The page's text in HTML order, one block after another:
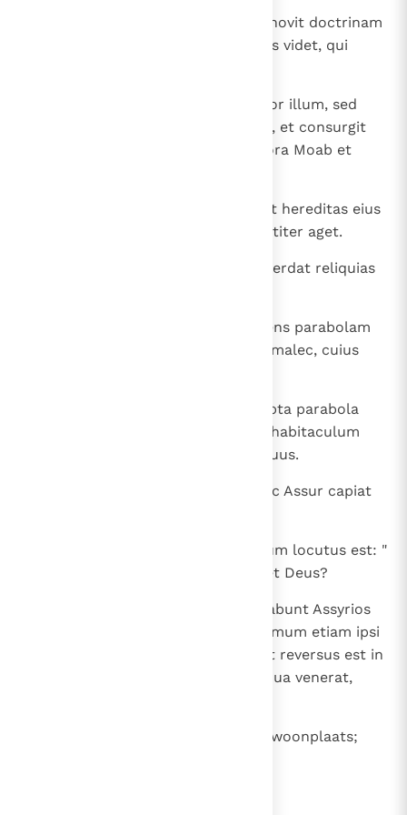
dixit auditor sermonum Dei, qui novit doctrinam
Altissimi et visiones Omnipotentis videt, qui
Video eum, sed non modo; intueor illum, sed
non prope. Oritur stella ex Iacob, et consurgit
virga de Israel; et percutit tempora Moab et
Et erit Idumaea possessio eius, et hereditas eius
Seir, inimicus eius; Israel vero fortiter aget.
De Iacob erit, qui dominetur et perdat reliquias
Cumque vidisset Amalec, assumens parabolam
suam ait: " Principium gentium Amalec, cuius
Vidit quoque Cinaeum et, assumpta parabola
sua, ait: " Robustum quidem est habitaculum
tuum, et in petra positus nidus tuus.
Erit in combustionem Cain, donec Assur capiat
Assumptaque parabola sua, iterum locutus est: "
Heu! Quis vivet, quando ista faciet Deus?
Venient naves de Cetthim, superabunt Assyrios
vastabuntque Heber; et ad extremum etiam ipsi
peribunt ". Surrexitque Balaam et reversus est in
locum suum; Balac quoque via, qua venerat,
Toen ging Bileam terug naar zijn woonplaats;